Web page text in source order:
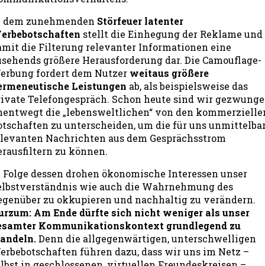
dem zunehmenden Störfeuer latenter
stellt die Einhegung der Reklame und
die Filterung relevanter Informationen eine
größere Herausforderung dar. Die Camouflage-
fordert dem Nutzer weitaus größere
Leistungen ab, als beispielsweise das
Telefongespräch. Schon heute sind wir
die „lebensweltlichen“ von den
zu unterscheiden, um die für uns
Nachrichten aus dem Gesprächsstrom
zu können.
Folge dessen drohen ökonomische Interessen unser
wie auch die Wahrnehmung des
zu okkupieren und nachhaltig zu verändern.
Am Ende dürfte sich nicht weniger als unser
Kommunikationskontext grundlegend zu
Denn die allgegenwärtigen, unterschwelligen
führen dazu, dass wir uns im Netz –